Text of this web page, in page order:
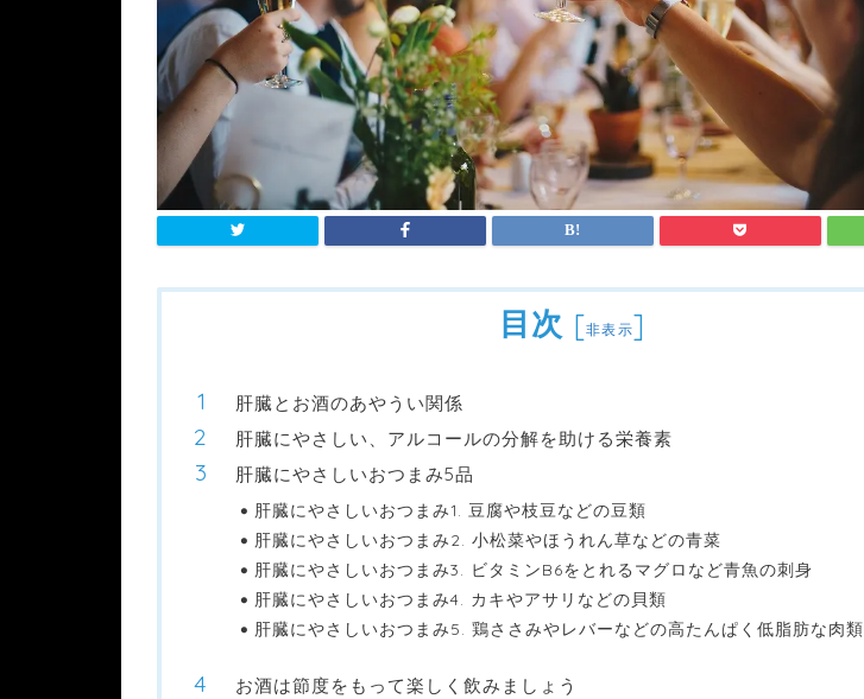
目次 [非表示]
肝臓とお酒のあやうい関係
肝臓にやさしい、アルコールの分解を助ける栄養素
肝臓にやさしいおつまみ5品
肝臓にやさしいおつまみ1. 豆腐や枝豆などの豆類
肝臓にやさしいおつまみ2. 小松菜やほうれん草などの青菜
肝臓にやさしいおつまみ3. ビタミンB6をとれるマグロなど青魚の刺身
肝臓にやさしいおつまみ4. カキやアサリなどの貝類
肝臓にやさしいおつまみ5. 鶏ささみやレバーなどの高たんぱく低脂肪な肉類
お酒は節度をもって楽しく飲みましょう